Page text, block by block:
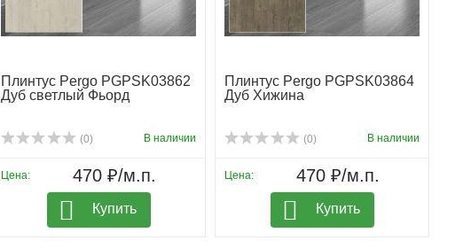
Плинтус Pergo PGPSK03862
Дуб светлый Фьорд
(0) В наличии
Цена: 470 ₽/м.п.
Купить
Плинтус Pergo PGPSK03864
Дуб Хижина
(0) В наличии
Цена: 470 ₽/м.п.
Купить